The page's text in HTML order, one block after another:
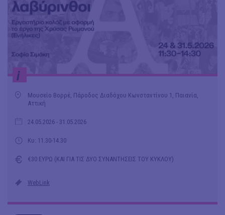
i
Μουσείο Βορρέ, Πάροδος Διαδόχου Κωνσταντίνου 1, Παιανία,
Αττική
24.05.2026 - 31.05.2026
Κυ: 11.30-14.30
€30 ΕΥΡΩ (ΚΑΙ ΓΙΑ ΤΙΣ ΔΥΟ ΣΥΝΑΝΤΗΣΕΙΣ ΤΟΥ ΚΥΚΛΟΥ)
WebLink